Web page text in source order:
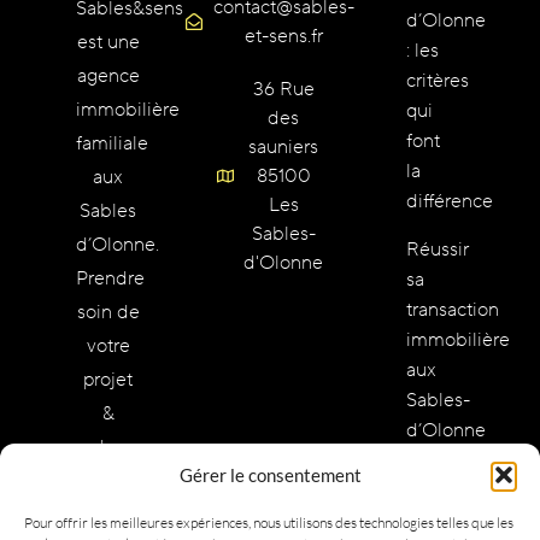
Gérer le consentement
Pour offrir les meilleures expériences, nous utilisons des technologies telles que les
Sables&sens
est une
agence
immobilière
familiale
aux
Sables
d’Olonne.
Prendre
soin de
votre
projet
&
redonner
valeurs
contact@sables-
et-sens.fr
36 Rue
des
sauniers
85100
Les
Sables-
d'Olonne
d’Olonne
: les
critères
qui
font
la
différence
Réussir
sa
transaction
immobilière
aux
Sables-
d’Olonne
et